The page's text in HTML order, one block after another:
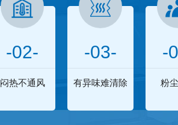
-02-
闷热不通风
-03-
有异味难清除
-
粉